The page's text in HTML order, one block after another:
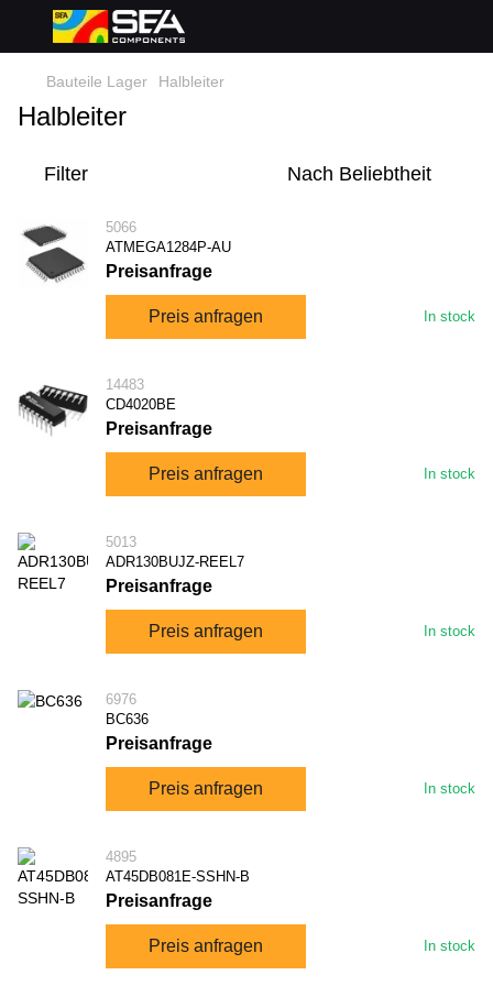
Bauteile Lager Halbleiter
Halbleiter
Filter Nach Beliebtheit
5066
ATMEGA1284P-AU
In stock
Preisanfrage
Preis anfragen
14483
CD4020BE
In stock
Preisanfrage
Preis anfragen
5013
ADR130BUJZ-REEL7
In stock
Preisanfrage
Preis anfragen
6976
BC636
In stock
Preisanfrage
Preis anfragen
4895
AT45DB081E-SSHN-B
In stock
Preisanfrage
Preis anfragen